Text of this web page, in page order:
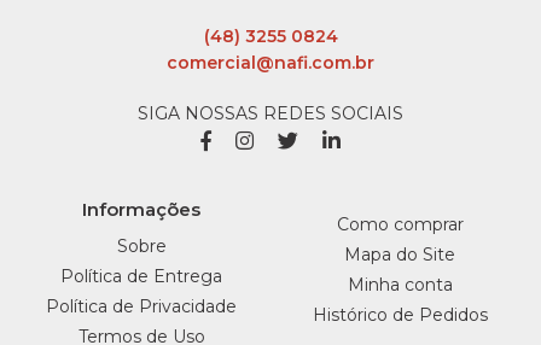
(48) 3255 0824
comercial@nafi.com.br
SIGA NOSSAS REDES SOCIAIS
Informações
Sobre
Política de Entrega
Política de Privacidade
Termos de Uso
Como comprar
Mapa do Site
Minha conta
Histórico de Pedidos